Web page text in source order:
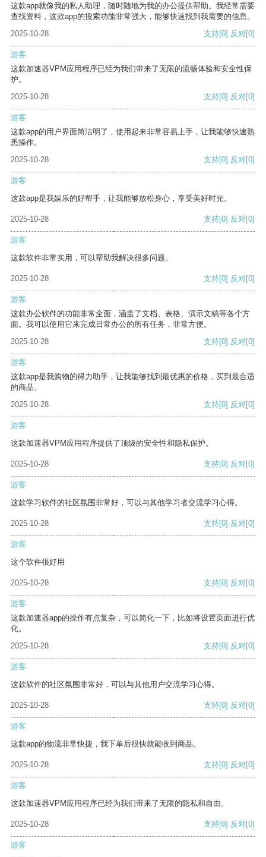
这款app就像我的私人助理，随时随地为我的办公提供帮助。我经常需要
查找资料，这款app的搜索功能非常强大，能够快速找到我需要的信息。
2025-10-28
支持[0] 反对[0]
游客
这款加速器VPM应用程序已经为我们带来了无限的流畅体验和安全性保
护。
2025-10-28
支持[0] 反对[0]
游客
这款app的用户界面简洁明了，使用起来非常容易上手，让我能够快速熟
悉操作。
2025-10-28
支持[0] 反对[0]
游客
这款app是我娱乐的好帮手，让我能够放松身心，享受美好时光。
2025-10-28 支持[0] 反对[0]
游客
这款软件非常实用，可以帮助我解决很多问题。
2025-10-28 支持[0] 反对[0]
游客
这款办公软件的功能非常全面，涵盖了文档、表格、演示文稿等各个方
面。我可以使用它来完成日常办公的所有任务，非常方便。
2025-10-28
支持[0] 反对[0]
游客
这款app是我购物的得力助手，让我能够找到最优惠的价格，买到最合适
的商品。
2025-10-28
支持[0] 反对[0]
游客
这款加速器VPM应用程序提供了顶级的安全性和隐私保护。
2025-10-28 支持[0] 反对[0]
游客
这款学习软件的社区氛围非常好，可以与其他学习者交流学习心得。
2025-10-28 支持[0] 反对[0]
游客
这个软件很好用
2025-10-28 支持[0] 反对[0]
游客
这款加速器app的操作有点复杂，可以简化一下，比如将设置页面进行优
化。
2025-10-28
支持[0] 反对[0]
游客
这款软件的社区氛围非常好，可以与其他用户交流学习心得。
2025-10-28 支持[0] 反对[0]
游客
这款app的物流非常快捷，我下单后很快就能收到商品。
2025-10-28 支持[0] 反对[0]
游客
这款加速器VPM应用程序已经为我们带来了无限的隐私和自由。
2025-10-28 支持[0] 反对[0]
游客